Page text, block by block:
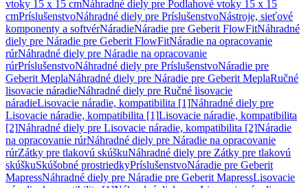
vtoky 15 x 15 cmNáhradné diely pre Podlahové vtoky 15 x 15
cmPríslušenstvoNáhradné diely pre PríslušenstvoNástroje, sieťové
komponenty a softvérNáradieNáradie pre Geberit FlowFitNáhradné
diely pre Náradie pre Geberit FlowFitNáradie na opracovanie
rúrNáhradné diely pre Náradie na opracovanie
rúrPríslušenstvoNáhradné diely pre PríslušenstvoNáradie pre
Geberit MeplaNáhradné diely pre Náradie pre Geberit MeplaRučné
lisovacie náradieNáhradné diely pre Ručné lisovacie
náradieLisovacie náradie, kompatibilita [1]Náhradné diely pre
Lisovacie náradie, kompatibilita [1]Lisovacie náradie, kompatibilita
[2]Náhradné diely pre Lisovacie náradie, kompatibilita [2]Náradie
na opracovanie rúrNáhradné diely pre Náradie na opracovanie
rúrZátky pre tlakovú skúškuNáhradné diely pre Zátky pre tlakovú
skúškuSkúšobné prostriedkyPríslušenstvoNáradie pre Geberit
MapressNáhradné diely pre Náradie pre Geberit MapressLisovacie